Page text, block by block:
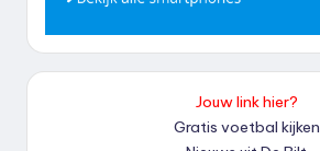
Jouw link hier?
Gratis voetbal kijken